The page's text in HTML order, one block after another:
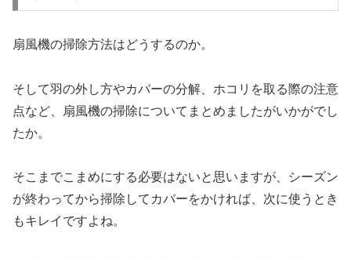
扇風機の掃除方法はどうするのか。
そして羽の外し方やカバーの分解、ホコリを取る際の注意
点など、扇風機の掃除についてまとめましたがいかがでし
たか。
そこまでこまめにする必要はないと思いますが、シーズン
が終わってから掃除してカバーをかければ、次に使うとき
もキレイですよね。